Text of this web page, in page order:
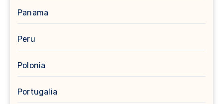
Panama
Peru
Polonia
Portugalia